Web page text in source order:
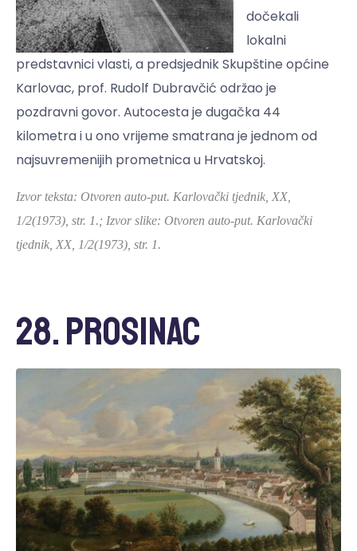
dočekali
lokalni
predstavnici vlasti, a predsjednik Skupštine općine
Karlovac, prof. Rudolf Dubravčić održao je
pozdravni govor. Autocesta je dugačka 44
kilometra i u ono vrijeme smatrana je jednom od
najsuvremenijih prometnica u Hrvatskoj.
Izvor teksta: Otvoren auto-put. Karlovački tjednik, XX,
1/2(1973), str. 1.; Izvor slike: Otvoren auto-put. Karlovački
tjednik, XX, 1/2(1973), str. 1.
28. prosinac